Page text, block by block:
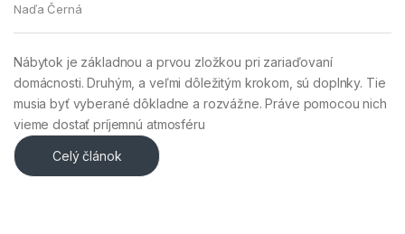
Naďa Černá
Nábytok je základnou a prvou zložkou pri zariaďovaní
domácnosti. Druhým, a veľmi dôležitým krokom, sú doplnky. Tie
musia byť vyberané dôkladne a rozvážne. Práve pomocou nich
vieme dostať príjemnú atmosféru
Celý článok